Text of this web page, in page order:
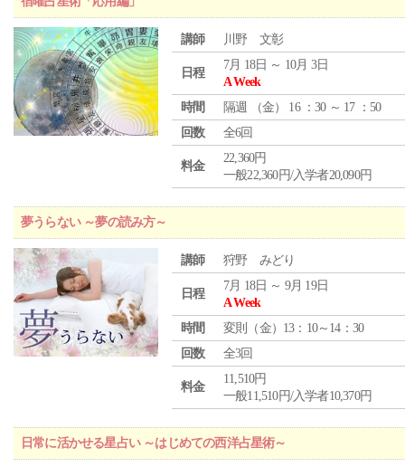
講師 川野 文彰
日程
7月 18日 ～ 10月 3日
A Week
時間
隔週 （金） 16 ：30 ～ 17 ：50
回数
全6回
料金
22,360円
一般22,360円/入学者20,090円
夢うらない ～夢の読み方～
講師 狩野 みどり
日程
7月 18日 ～ 9月 19日
A Week
時間
変則（金）13：10～14：30
回数
全3回
料金
11,510円
一般11,510円/入学者10,370円
日常に活かせる星占い ～はじめての西洋占星術～